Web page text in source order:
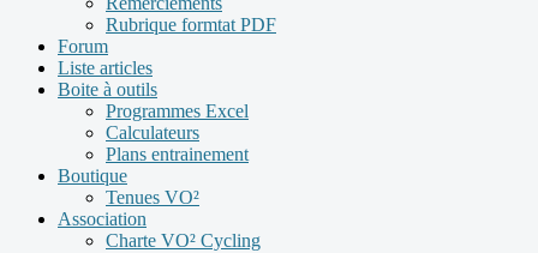
Rubrique formtat PDF
Forum
Liste articles
Boite à outils
Programmes Excel
Calculateurs
Plans entrainement
Boutique
Tenues VO²
Association
Charte VO² Cycling